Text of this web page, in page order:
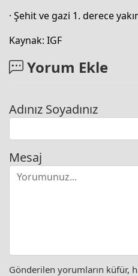
· Şehit ve gazi 1. derece
Kaynak: IGF
Yorum Ekle
Adınız Soyadınız
Mesaj
Gönderilen yorumların küfür,